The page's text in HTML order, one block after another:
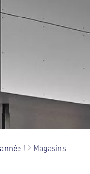
! Magasins